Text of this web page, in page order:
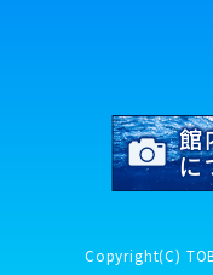
Copyright(C)